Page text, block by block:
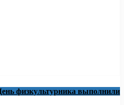
физкультурника выполнили